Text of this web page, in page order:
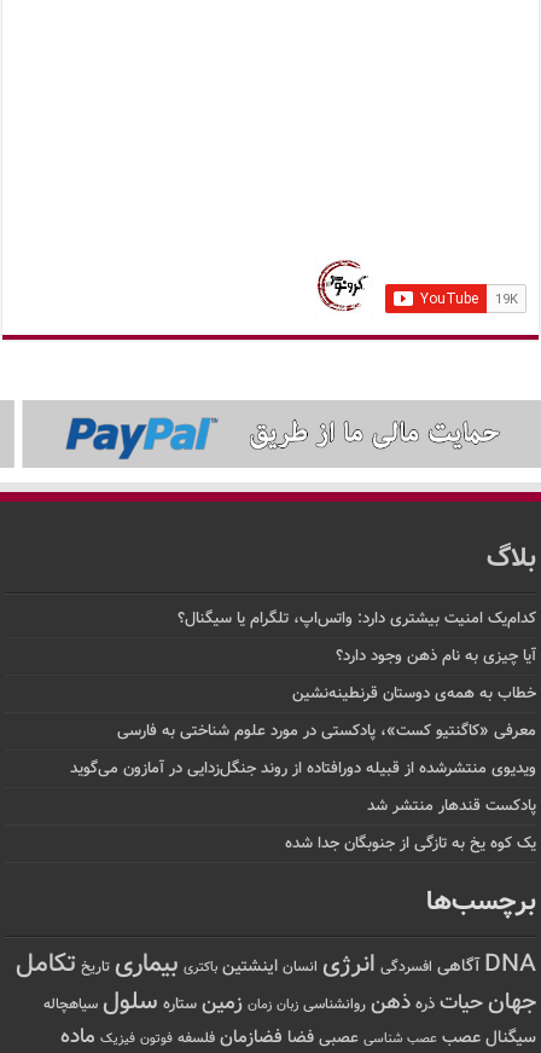
بلاگ
کدام‌یک امنیت بیشتری دارد: واتس‌اپ، تلگرام یا سیگنال؟
آیا چیزی به نام ذهن وجود دارد؟
خطاب به همه‌ی دوستان قرنطینه‌نشین
معرفی «کاگنتیو کست»، پادکستی در مورد علوم شناختی به فارسی
ویدیوی منتشرشده از قبیله دورافتاده‌ از روند جنگل‌زدایی در آمازون می‌گوید
پادکست قندهار منتشر شد
یک کوه یخ به تازگی از جنوبگان جدا شده
برچسب‌ها
DNA آگاهی افسردگی انرژی انسان اینشتین باکتری بیماری تاریخ تکامل
جهانحیات ذره ذهن روانشناسی زبان زمان زمین ستاره سلول سیاهچاله
سیگنال عصب عصب شناسی عصبی فضا فضازمان فلسفه فوتون فیزیک ماده